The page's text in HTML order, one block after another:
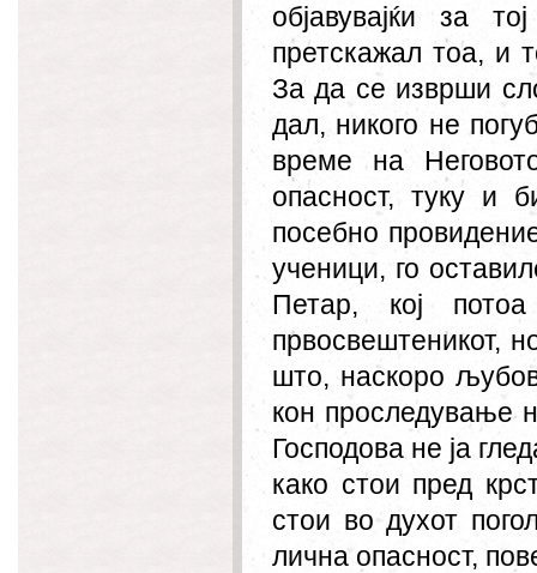
објавувајќи за
претскажал тоа, и
За да се изврши
дал, никого не
време на
опасност, туку и
посебно
ученици, го
Петар, кој
првосвештеникот,
што, наскоро
кон проследување
Господова не ја
како стои пред
стои во духот
лична опасност,